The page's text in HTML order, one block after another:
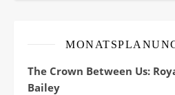
The Crown Between Us:
Bailey